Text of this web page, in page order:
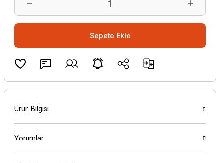
Sepete Ekle
Ürün Bilgisi
Yorumlar